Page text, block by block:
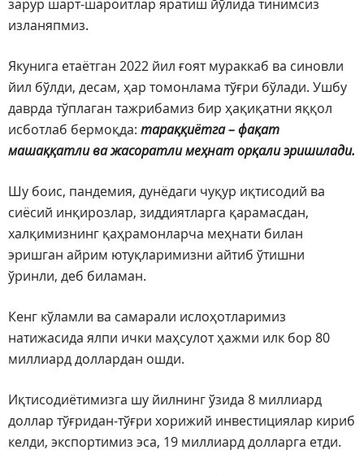
зарур шарт-шароитлар яратиш йўлида тинимсиз
изланяпмиз.
Якунига етаётган 2022 йил ғоят мураккаб ва синовли
йил бўлди, десам, ҳар томонлама тўғри бўлади. Ушбу
даврда тўплаган тажрибамиз бир ҳақиқатни яққол
исботлаб бермоқда: тараққиётга – фақат
машаққатли ва жасоратли меҳнат орқали эришилади.
Шу боис, пандемия, дунёдаги чуқур иқтисодий ва
сиёсий инқирозлар, зиддиятларга қарамасдан,
халқимизнинг қаҳрамонларча меҳнати билан
эришган айрим ютуқларимизни айтиб ўтишни
ўринли, деб биламан.
Кенг кўламли ва самарали ислоҳотларимиз
натижасида ялпи ички маҳсулот ҳажми илк бор 80
миллиард доллардан ошди.
Иқтисодиётимизга шу йилнинг ўзида 8 миллиард
доллар тўғридан-тўғри хорижий инвестициялар кириб
келди, экспортимиз эса, 19 миллиард долларга етди.